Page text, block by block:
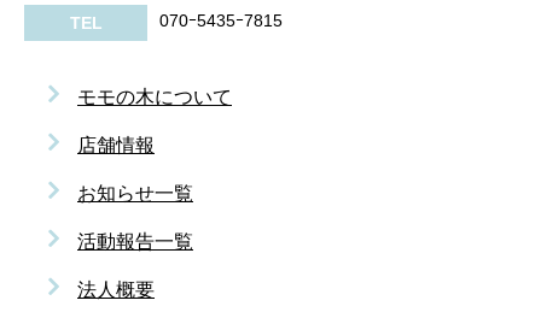
TEL
070ｰ5435ｰ7815
モモの木について
店舗情報
お知らせ一覧
活動報告一覧
法人概要